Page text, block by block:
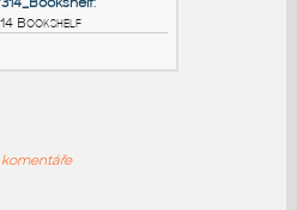
R1120 ShortPole
R1110 TallPole
komentáře